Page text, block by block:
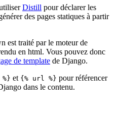
Distill pour déclarer les
des pages statiques à partir
est traité par le moteur de
en html. Vous pouvez donc
de template de Django.
et {% url %} pour référencer
dans le contenu.